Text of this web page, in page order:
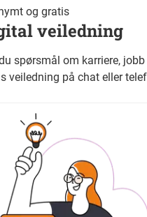
og gratis
veiledning
spørsmål om karriere,
veiledning på chat eller